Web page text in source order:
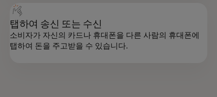
탭하여 송신 또는 수신
소비자가 자신의 카드나 휴대폰을 다른 사람의 휴대폰에
탭하여 돈을 주고받을 수 있습니다.